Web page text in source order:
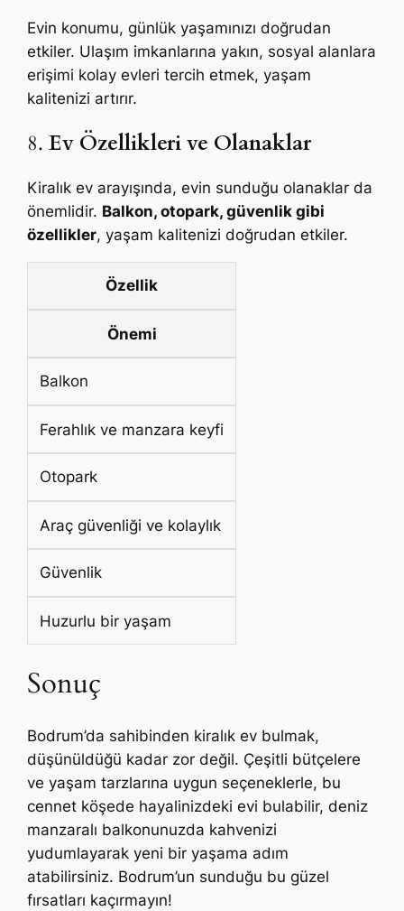
Evin konumu, günlük yaşamınızı doğrudan
etkiler. Ulaşım imkanlarına yakın, sosyal alanlara
erişimi kolay evleri tercih etmek, yaşam
kalitenizi artırır.
8.Ev Özellikleri ve Olanaklar
Kiralık ev arayışında, evin sunduğu olanaklar da
önemlidir. Balkon, otopark, güvenlik gibi
özellikler, yaşam kalitenizi doğrudan etkiler.
Özellik
Önemi
Balkon
Ferahlık ve manzara keyfi
Otopark
Araç güvenliği ve kolaylık
Güvenlik
Huzurlu bir yaşam
Sonuç
Bodrum’da sahibinden kiralık ev bulmak,
düşünüldüğü kadar zor değil. Çeşitli bütçelere
ve yaşam tarzlarına uygun seçeneklerle, bu
cennet köşede hayalinizdeki evi bulabilir, deniz
manzaralı balkonunuzda kahvenizi
yudumlayarak yeni bir yaşama adım
atabilirsiniz. Bodrum’un sunduğu bu güzel
fırsatları kaçırmayın!